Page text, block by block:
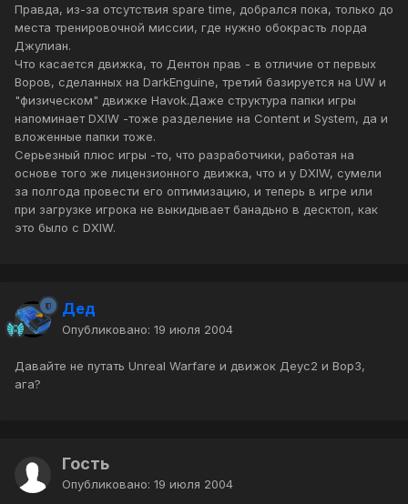
Правда, из-за отсутствия spare time, добрался пока, только до
места тренировочной миссии, где нужно обокрасть лорда
Джулиан.
Что касается движка, то Дентон прав - в отличие от первых
Воров, сделанных на DarkEnguine, третий базируется на UW и
"физическом" движке Havok.Даже структура папки игры
напоминает DXIW -тоже разделение на Content и System, да и
вложенные папки тоже.
Серьезный плюс игры -то, что разработчики, работая на
основе того же лицензионного движка, что и у DXIW, сумели
за полгода провести его оптимизацию, и теперь в игре или
при загрузке игрока не выкидывает банадьно в десктоп, как
это было с DXIW.
Дед
Опубликовано: 19 июля 2004
Давайте не путать Unreal Warfare и движок Деус2 и Вор3,
ага?
Гость
Опубликовано: 19 июля 2004